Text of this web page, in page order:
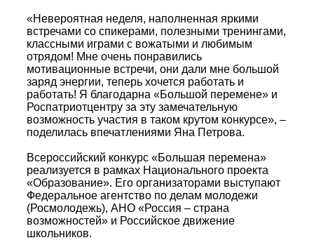
«Невероятная неделя, наполненная яркими
встречами со спикерами, полезными тренингами,
классными играми с вожатыми и любимым
отрядом! Мне очень понравились
мотивационные встречи, они дали мне большой
заряд энергии, теперь хочется работать и
работать! Я благодарна «Большой перемене» и
Роспатриотцентру за эту замечательную
возможность участия в таком крутом конкурсе», –
поделилась впечатлениями Яна Петрова.
Всероссийский конкурс «Большая перемена»
реализуется в рамках Национального проекта
«Образование». Его организаторами выступают
Федеральное агентство по делам молодежи
(Росмолодежь), АНО «Россия – страна
возможностей» и Российское движение
школьников.